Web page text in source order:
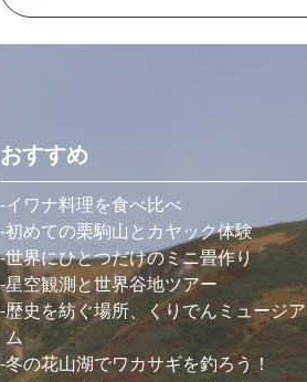
おすすめ
イワナ料理を食べ比べ
初めての栗駒山とカヤック体験
世界にひとつだけのミニ畳作り
星空観測と世界谷地ツアー
歴史を紡ぐ場所、くりでんミュージア
ム
冬の花山湖でワカサギを釣ろう！